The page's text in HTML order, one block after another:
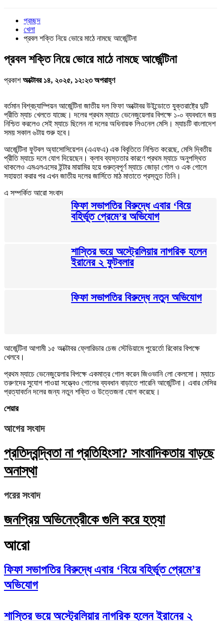
প্রচ্ছদ
খেলা
প্রবল শক্তি নিয়ে ভোরে মাঠে নামছে আর্জেন্টিনা
প্রবল শক্তি নিয়ে ভোরে মাঠে নামছে আর্জেন্টিনা
প্রকাশঅক্টোবর ১৪, ২০২৫, ১২:২৩ অপরাহ্ণ
বর্তমান বিশ্বচ্যাম্পিয়ন আর্জেন্টিনা জাতীয় দল ফিফা অক্টোবর উইন্ডোতে যুক্তরাষ্ট্রে দুটি
প্রীতি ম্যাচ খেলতে যাচ্ছে। দলের প্রথম ম্যাচে ভেনেজুয়েলার বিপক্ষে ১-০ ব্যবধানে জয়
নিশ্চিত করলেও সেই ম্যাচে ছিলেন না দলের অধিনায়ক লিওনেল মেসি। ম্যাচটি বাংলাদেশ
সময় সকাল ৬টায় শুরু হবে।
আর্জেন্টিনা ফুটবল অ্যাসোসিয়েশন (এএফএ) এক বিবৃতিতে নিশ্চিত করেছে, মেসি দ্বিতীয়
প্রীতি ম্যাচে দলে যোগ দিয়েছেন। ক্লাব ব্যস্ততার কারণে প্রথম ম্যাচে অনুপস্থিত
থাকলেও এমএলএসের ইন্টার মায়ামির হয়ে গুরুত্বপূর্ণ ম্যাচে জোড়া গোল ও এক গোলে
সহায়তা করার পর এখন জাতীয় দলের জার্সিতে মাঠ মাতাতে প্রস্তুত তিনি।
এ সম্পর্কিত আরো সংবাদ
ফিফা সভাপতির বিরুদ্ধে এবার ‘বিয়ে
বহির্ভূত প্রেমে’র অভিযোগ
শাস্তির ভয়ে অস্ট্রেলিয়ার নাগরিক হলেন
ইরানের ২ ফুটবলার
ফিফা সভাপতির বিরুদ্ধে নতুন অভিযোগ
আর্জেন্টিনা আগামী ১৫ অক্টোবর ফ্লোরিডার চেজ স্টেডিয়ামে পুয়ের্তো রিকোর বিপক্ষে
খেলবে।
প্রথম ম্যাচে ভেনেজুয়েলার বিপক্ষে একমাত্র গোল করেন জিওভানি লো কেলসো। ম্যাচে
তরুণদের সুযোগ পাওয়া সত্ত্বেও গোলের ব্যবধান বাড়াতে পারেনি আর্জেন্টিনা। এবার মেসির
প্রত্যাবর্তন দলের জন্য নতুন শক্তি ও উত্তেজনা যোগ করেছে।
শেয়ার
আগের সংবাদ
প্রতিদ্বন্দ্বিতা না প্রতিহিংসা? সাংবাদিকতায় বাড়ছে
অনাস্থা
পরের সংবাদ
জনপ্রিয় অভিনেত্রীকে গুলি করে হত্যা
আরো
ফিফা সভাপতির বিরুদ্ধে এবার ‘বিয়ে বহির্ভূত প্রেমে’র
অভিযোগ
শাস্তির ভয়ে অস্ট্রেলিয়ার নাগরিক হলেন ইরানের ২